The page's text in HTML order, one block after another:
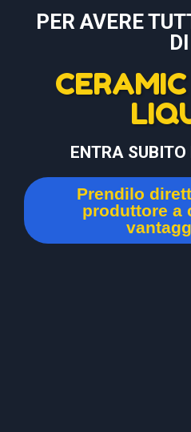
PER AVERE
DI
ENTRA SUBITO
Prendilo
produttore a